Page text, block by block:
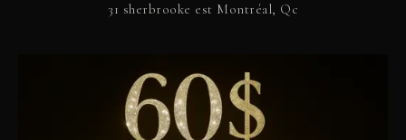
31 sherbrooke est Montréal, Qc